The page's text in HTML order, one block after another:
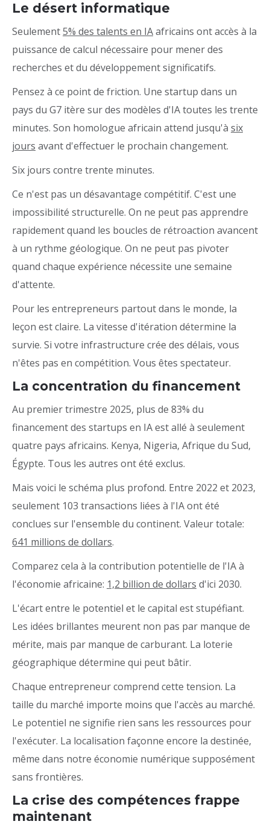
Le désert informatique
Seulement5% des talents en IAafricains ont accès à la
puissance de calcul nécessaire pour mener des
recherches et du développement significatifs.
Pensez à ce point de friction. Une startup dans un
pays du G7 itère sur des modèles d'IA toutes les trente
minutes. Son homologue africain attend jusqu'à six
jours avant d'effectuer le prochain changement.
Six jours contre trente minutes.
Ce n'est pas un désavantage compétitif. C'est une
impossibilité structurelle. On ne peut pas apprendre
rapidement quand les boucles de rétroaction avancent
à un rythme géologique. On ne peut pas pivoter
quand chaque expérience nécessite une semaine
d'attente.
Pour les entrepreneurs partout dans le monde, la
leçon est claire. La vitesse d'itération détermine la
survie. Si votre infrastructure crée des délais, vous
n'êtes pas en compétition. Vous êtes spectateur.
La concentration du financement
Au premier trimestre 2025, plus de 83% du
financement des startups en IA est allé à seulement
quatre pays africains. Kenya, Nigeria, Afrique du Sud,
Égypte. Tous les autres ont été exclus.
Mais voici le schéma plus profond. Entre 2022 et 2023,
seulement 103 transactions liées à l'IA ont été
conclues sur l'ensemble du continent. Valeur totale:
641 millions de dollars.
Comparez cela à la contribution potentielle de l'IA à
l'économie africaine: 1,2 billion de dollars d'ici 2030.
L'écart entre le potentiel et le capital est stupéfiant.
Les idées brillantes meurent non pas par manque de
mérite, mais par manque de carburant. La loterie
géographique détermine qui peut bâtir.
Chaque entrepreneur comprend cette tension. La
taille du marché importe moins que l'accès au marché.
Le potentiel ne signifie rien sans les ressources pour
l'exécuter. La localisation façonne encore la destinée,
même dans notre économie numérique supposément
sans frontières.
La crise des compétences frappe
maintenant